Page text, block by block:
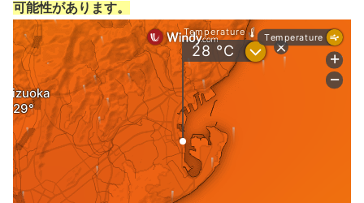
可能性があります。